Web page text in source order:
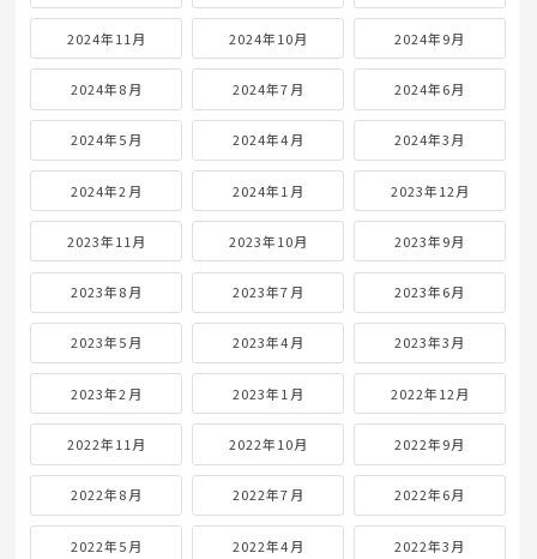
2026年2月 2026年1月 2025年12月
2025年11月 2025年10月 2025年9月
2025年8月 2025年7月 2025年6月
2025年5月 2025年4月 2025年3月
2025年2月 2025年1月 2024年12月
2024年11月 2024年10月 2024年9月
2024年8月 2024年7月 2024年6月
2024年5月 2024年4月 2024年3月
2024年2月 2024年1月 2023年12月
2023年11月 2023年10月 2023年9月
2023年8月 2023年7月 2023年6月